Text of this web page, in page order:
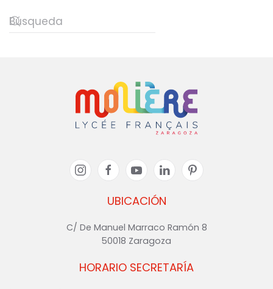
UBICACIÓN
C/ De Manuel Marraco Ramón 8
50018 Zaragoza
HORARIO SECRETARÍA